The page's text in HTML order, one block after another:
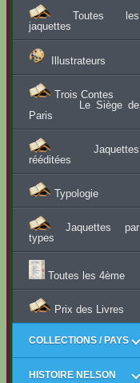
Toutes les
jaquettes
Illustrateurs
Trois Contes
Le Siège de
Paris
Jaquettes
rééditées
Typologie
Jaquettes par
types
Toutes les 4ème
Prix des Livres
COLLECTIONS / PAYS
HISTOIRE NELSON